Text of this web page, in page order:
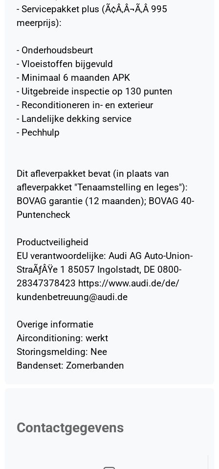
- Servicepakket plus (Ã¢Â‚Â¬Ã‚Â 995
meerprijs):
- Onderhoudsbeurt
- Vloeistoffen bijgevuld
- Minimaal 6 maanden APK
- Uitgebreide inspectie op 130 punten
- Reconditioneren in- en exterieur
- Landelijke dekking service
- Pechhulp
Dit afleverpakket bevat (in plaats van
afleverpakket "Tenaamstelling en leges"):
BOVAG garantie (12 maanden); BOVAG 40-
Puntencheck
Productveiligheid
EU verantwoordelijke: Audi AG Auto-Union-
StraÃƒÂŸe 1 85057 Ingolstadt, DE 0800-
28347378423 https://www.audi.de/de/
kundenbetreuung@audi.de
Overige informatie
Airconditioning: werkt
Storingsmelding: Nee
Bandenset: Zomerbanden
Contactgegevens